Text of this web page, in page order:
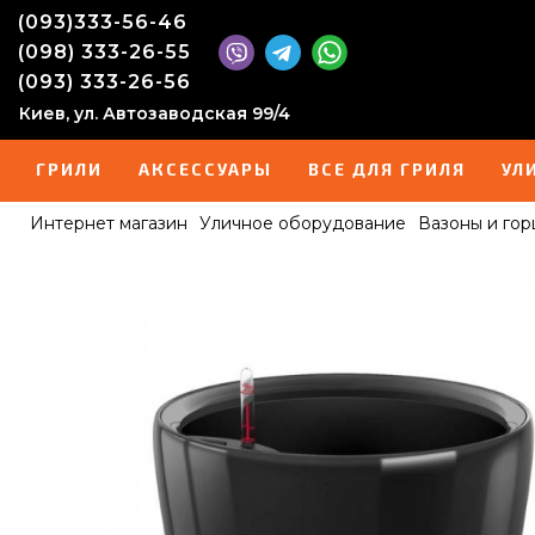
(093)333-56-46
(098) 333-26-55
(093) 333-26-56
Киев, ул. Автозаводская 99/4
ГРИЛИ АКСЕССУАРЫ ВСЕ ДЛЯ ГРИЛЯ
Интернет магазин Уличное оборудование Вазоны и